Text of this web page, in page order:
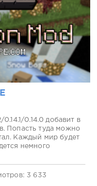
0.14.0 добавит в
Попасть туда можно
Каждый мир будет
немного
3 633